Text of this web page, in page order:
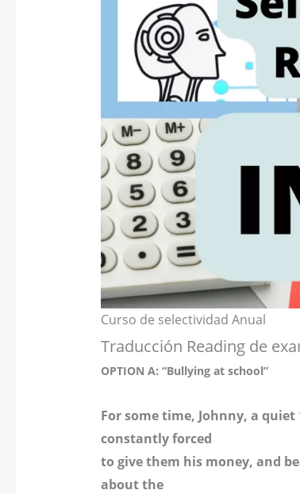
Curso de selectividad Anual
Traducción Reading de
OPTION A: “Bullying at school”
For some time, Johnny, a
constantly forced
to give them his money, and
about the